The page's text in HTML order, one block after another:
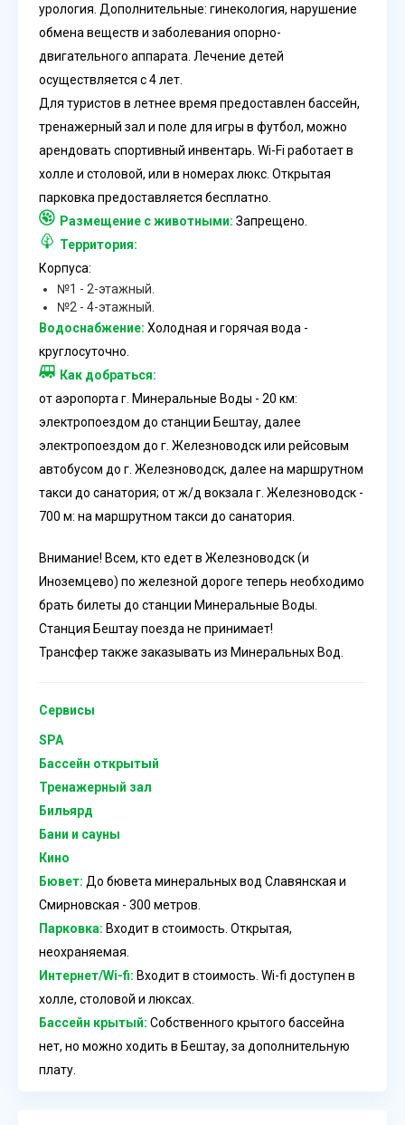
урология. Дополнительные: гинекология, нарушение
обмена веществ и заболевания опорно-
двигательного аппарата. Лечение детей
осуществляется с 4 лет.
Для туристов в летнее время предоставлен бассейн,
тренажерный зал и поле для игры в футбол, можно
арендовать спортивный инвентарь. Wi-Fi работает в
холле и столовой, или в номерах люкс. Открытая
парковка предоставляется бесплатно.
Размещение с животными: Запрещено.
Территория:
Корпуса:
№1 - 2-этажный.
№2 - 4-этажный.
Водоснабжение: Холодная и горячая вода -
круглосуточно.
Как добраться:
от аэропорта г. Минеральные Воды - 20 км:
электропоездом до станции Бештау, далее
электропоездом до г. Железноводск или рейсовым
автобусом до г. Железноводск, далее на маршрутном
такси до санатория; от ж/д вокзала г. Железноводск -
700 м: на маршрутном такси до санатория.
Внимание! Всем, кто едет в Железноводск (и
Иноземцево) по железной дороге теперь необходимо
брать билеты до станции Минеральные Воды.
Станция Бештау поезда не принимает!
Трансфер также заказывать из Минеральных Вод.
Сервисы
SPA
Бассейн открытый
Тренажерный зал
Бильярд
Бани и сауны
Кино
Бювет: До бювета минеральных вод Славянская и
Смирновская - 300 метров.
Парковка: Входит в стоимость. Открытая,
неохраняемая.
Интернет/Wi-fi: Входит в стоимость. Wi-fi доступен в
холле, столовой и люксах.
Бассейн крытый: Собственного крытого бассейна
нет, но можно ходить в Бештау, за дополнительную
плату.